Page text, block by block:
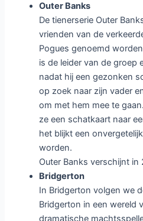
Outer Banks
De tienerserie Outer
vrienden van de
Pogues genoemd
is de leider van de groep
nadat hij een gezonken
op zoek naar zijn vader
om met hem mee te
ze een schatkaart naar
het blijkt een
worden.
Outer Banks verschijnt in
Bridgerton
In Bridgerton volgen we
Bridgerton in een wereld
dramatische